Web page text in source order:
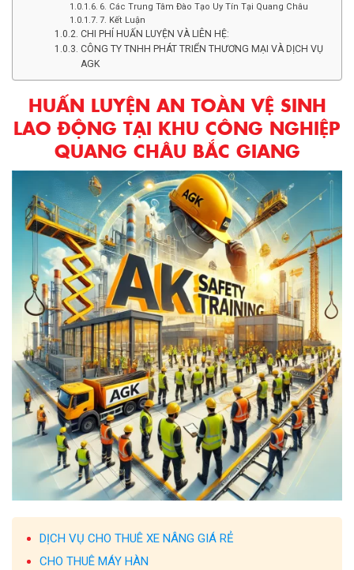
6. Các Trung Tâm Đào Tạo Uy Tín Tại Quang Châu
7. Kết Luận
CHI PHÍ HUẤN LUYỆN VÀ LIÊN HỆ:
CÔNG TY TNHH PHÁT TRIỂN THƯƠNG MẠI VÀ DỊCH VỤ
AGK
HUẤN LUYỆN AN TOÀN VỆ SINH
LAO ĐỘNG TẠI KHU CÔNG NGHIỆP
QUANG CHÂU BẮC GIANG
DỊCH VỤ CHO THUÊ XE NÂNG GIÁ RẺ
CHO THUÊ MÁY HÀN